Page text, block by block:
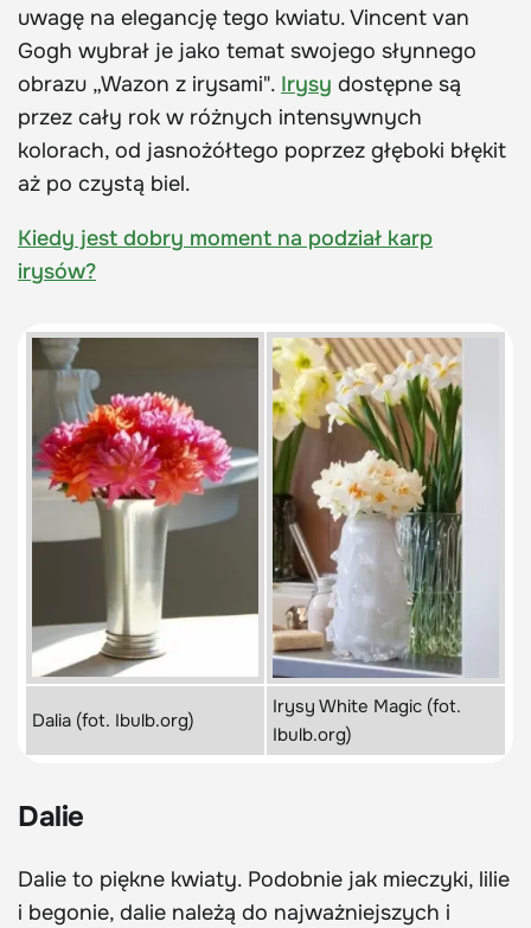
uwagę na elegancję tego kwiatu. Vincent van
Gogh wybrał je jako temat swojego słynnego
obrazu „Wazon z irysami". Irysy dostępne są
przez cały rok w różnych intensywnych
kolorach, od jasnożółtego poprzez głęboki błękit
aż po czystą biel.
Kiedy jest dobry moment na podział karp
irysów?
Dalia (fot. Ibulb.org)
Irysy White Magic (fot.
Ibulb.org)
Dalie
Dalie to piękne kwiaty. Podobnie jak mieczyki, lilie
i begonie, dalie należą do najważniejszych i